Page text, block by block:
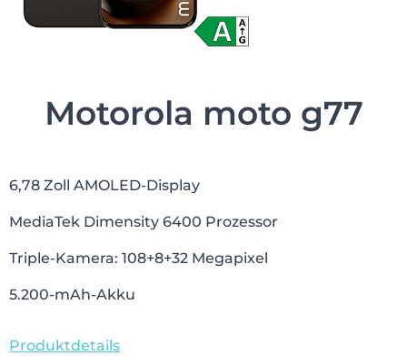
Motorola moto g77
6,78 Zoll AMOLED-Display
MediaTek Dimensity 6400 Prozessor
Triple-Kamera: 108+8+32 Megapixel
5.200-mAh-Akku
Produktdetails